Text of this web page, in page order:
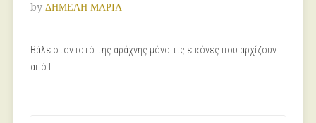
by ΔΗΜΕΛΗ ΜΑΡΙΑ
Βάλε στον ιστό της αράχνης μόνο τις εικόνες που αρχίζουν
από Ι